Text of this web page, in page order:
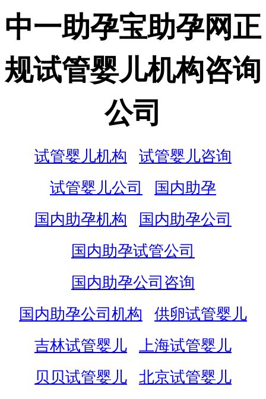
中一助孕宝助孕网正
规试管婴儿机构咨询
公司
试管婴儿机构
试管婴儿咨询
试管婴儿公司
国内助孕
国内助孕机构
国内助孕公司
国内助孕试管公司
国内助孕公司咨询
国内助孕公司机构
供卵试管婴儿
吉林试管婴儿
上海试管婴儿
贝贝试管婴儿
北京试管婴儿